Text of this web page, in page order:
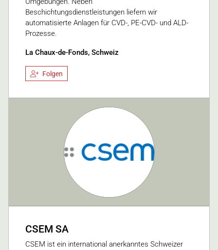
Beschichtungsdienstleistungen liefern wir
automatisierte Anlagen für CVD-, PE-CVD- und ALD-
Prozesse.
La Chaux-de-Fonds, Schweiz
Folgen
CSEM SA
CSEM ist ein international anerkanntes Schweizer